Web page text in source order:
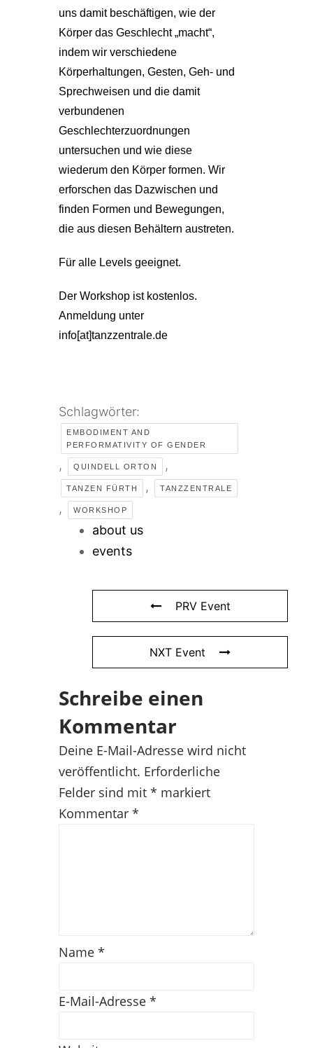
uns damit beschäftigen, wie der
Körper das Geschlecht „macht“,
indem wir verschiedene
Körperhaltungen, Gesten, Geh- und
Sprechweisen und die damit
verbundenen
Geschlechterzuordnungen
untersuchen und wie diese
wiederum den Körper formen. Wir
erforschen das Dazwischen und
finden Formen und Bewegungen,
die aus diesen Behältern austreten.
Für alle Levels geeignet.
Der Workshop ist kostenlos.
Anmeldung unter
info[at]tanzzentrale.de
Schlagwörter:
EMBODIMENT AND
PERFORMATIVITY OF GENDER
, QUINDELL ORTON ,
TANZEN FÜRTH , TANZZENTRALE
, WORKSHOP
about us
events
PRV Event
NXT Event
Schreibe einen
Kommentar
Deine E-Mail-Adresse wird nicht
veröffentlicht. Erforderliche
Felder sind mit * markiert
Kommentar *
Name *
E-Mail-Adresse *